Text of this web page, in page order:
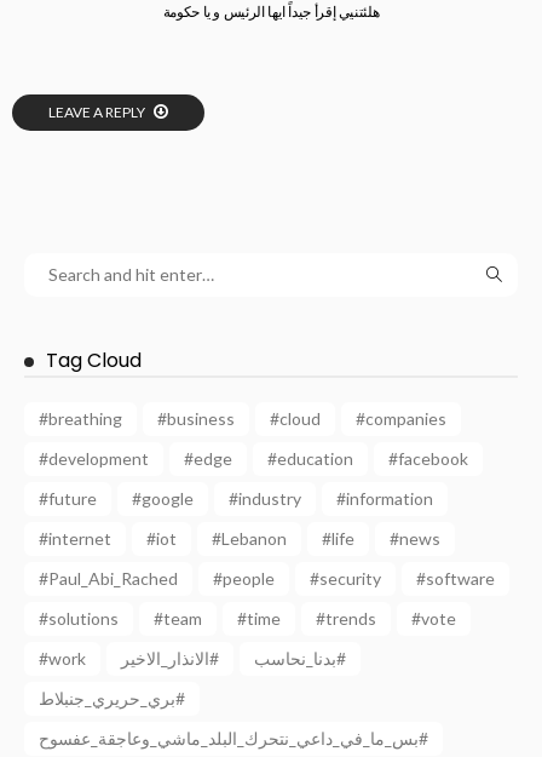
هلئتنيي إقرأ جيداً ايها الرئيس و يا حكومة
LEAVE A REPLY
Tag Cloud
#breathing #business #cloud
#companies
#development
#edge #education
#facebook
#future
#google #industry
#information
#internet
#iot #Lebanon #life
#news
#Paul_Abi_Rached
#people #security
#software
#solutions
#team #time #trends
#vote
#work
الانذار_الاخير#
بدنا_نحاسب#
بري_حريري_جنبلاط#
بس_ما_في_داعي_نتحرك_البلد_ماشي_وعاجقة_عفسوح#